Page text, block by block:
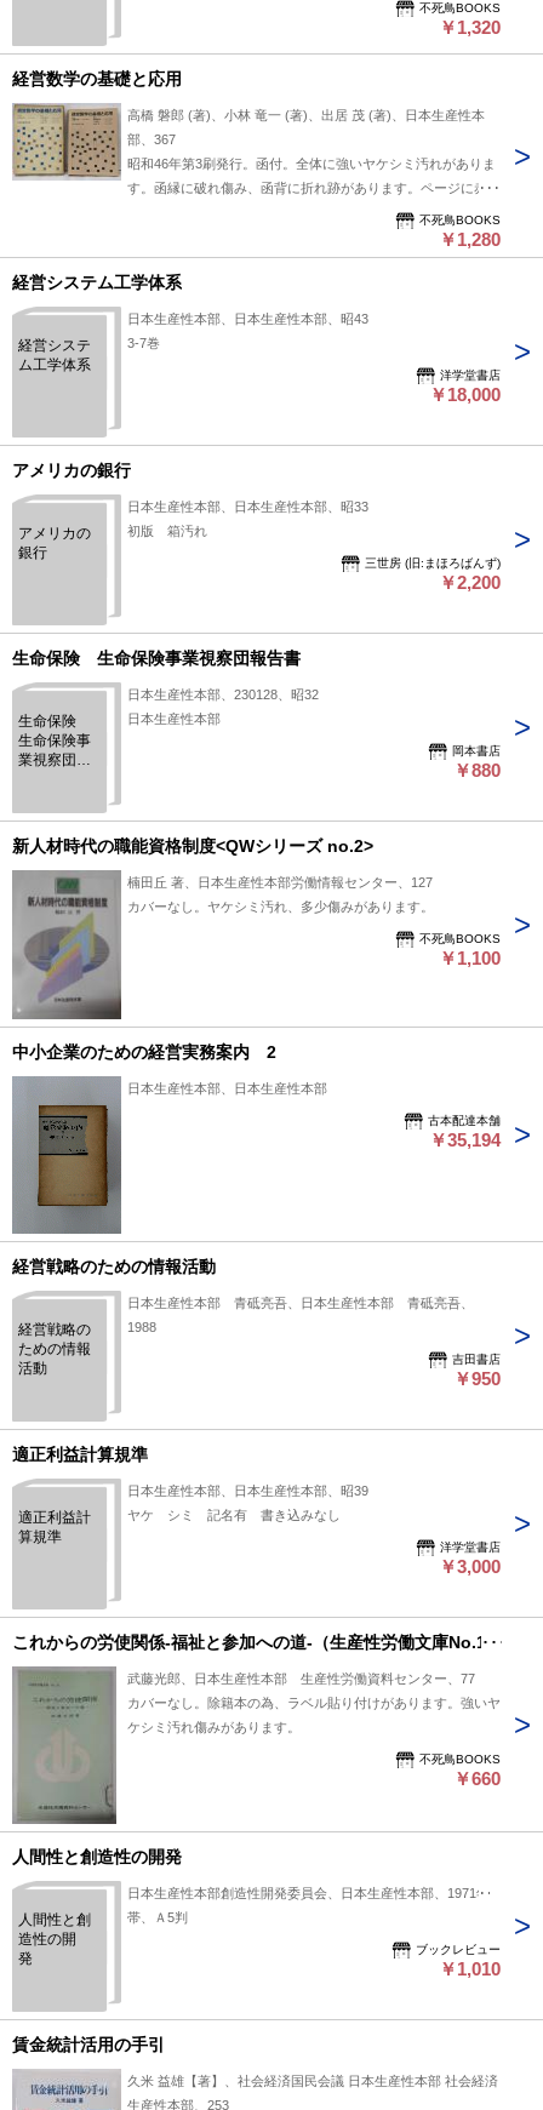
不死鳥BOOKS
￥1,320
経営数学の基礎と応用
高橋 磐郎 (著)、小林 竜一 (著)、出居 茂 (著)、日本生産性本
部、367
昭和46年第3刷発行。函付。全体に強いヤケシミ汚れがありま
す。函縁に破れ傷み、函背に折れ跡があります。ページに赤で
不死鳥BOOKS
￥1,280
経営システム工学体系
経営システ
ム工学体系
日本生産性本部、日本生産性本部、昭43
3-7巻
洋学堂書店
￥18,000
アメリカの銀行
アメリカの
銀行
日本生産性本部、日本生産性本部、昭33
初版 箱汚れ
三世房 (旧:まほろばんず)
￥2,200
生命保険 生命保険事業視察団報告書
生命保険
生命保険事
業視察団報
日本生産性本部、230128、昭32
日本生産性本部
岡本書店
￥880
新人材時代の職能資格制度<QWシリーズ no.2>
楠田丘 著、日本生産性本部労働情報センター、127
カバーなし。ヤケシミ汚れ、多少傷みがあります。
不死鳥BOOKS
￥1,100
中小企業のための経営実務案内 2
日本生産性本部、日本生産性本部
古本配達本舗
￥35,194
経営戦略のための情報活動
経営戦略の
ための情報
活動
日本生産性本部 青砥亮吾、日本生産性本部 青砥亮吾、
1988
吉田書店
￥950
適正利益計算規準
適正利益計
算規準
日本生産性本部、日本生産性本部、昭39
ヤケ シミ 記名有 書き込みなし
洋学堂書店
￥3,000
これからの労使関係-福祉と参加への道-（生産性労働文庫No.13)
武藤光郎、日本生産性本部 生産性労働資料センター、77
カバーなし。除籍本の為、ラベル貼り付けがあります。強いヤ
ケシミ汚れ傷みがあります。
不死鳥BOOKS
￥660
人間性と創造性の開発
人間性と創
造性の開
発
日本生産性本部創造性開発委員会、日本生産性本部、1971年
帯、Ａ5判
ブックレビュー
￥1,010
賃金統計活用の手引
久米 益雄【著】、社会経済国民会議 日本生産性本部 社会経済
生産性本部、253